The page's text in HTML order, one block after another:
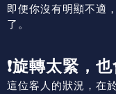
即便你沒有明顯不適，
了。
❗旋轉太緊，
這位客人的狀況，在